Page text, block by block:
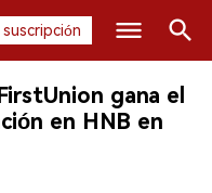
suscripción
Buscar
gana el
en HNB en